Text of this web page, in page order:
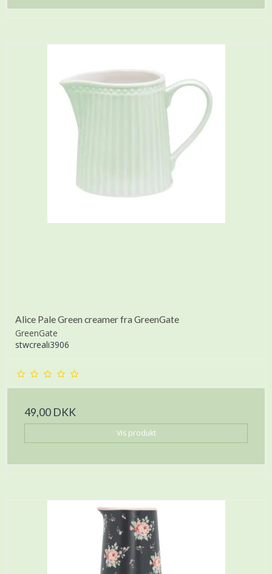
Alice Pale Green creamer fra GreenGate
GreenGate
stwcreali3906
49,00 DKK
Vis produkt